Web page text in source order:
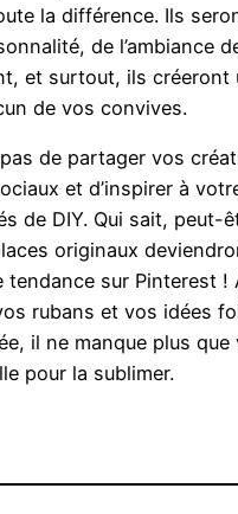
la différence. Ils
de l’ambiance
et surtout, ils créeront
de vos convives.
pas de partager vos
et d’inspirer à
de DIY. Qui sait, peut-
originaux
tendance sur Pinterest !
rubans et vos idées
il ne manque plus
pour la sublimer.